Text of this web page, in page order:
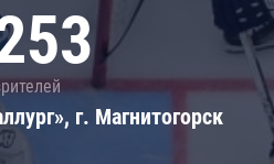
г. Магнитогорск